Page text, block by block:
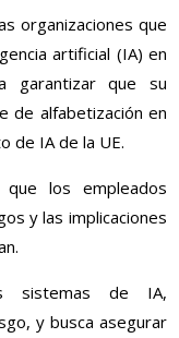
organizaciones que
artificial (IA) en
garantizar que su
de alfabetización en
de IA de la UE.
los empleados
y las implicaciones
sistemas de IA,
y busca asegurar